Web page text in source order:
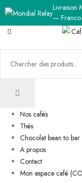
Livraison
— Franco
Nos cafés
Thés
Chocolat bean to bar
A propos
Contact
Mon espace café